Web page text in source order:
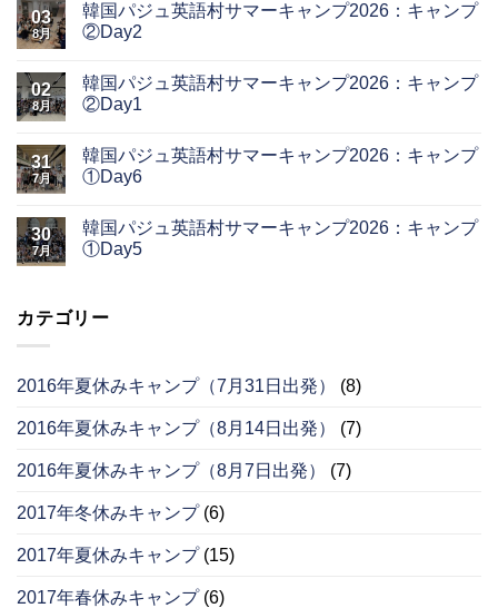
03
8月
韓国パジュ英語村サマーキャンプ2026：キャンプ
②Day2
02
8月
韓国パジュ英語村サマーキャンプ2026：キャンプ
②Day1
31
7月
韓国パジュ英語村サマーキャンプ2026：キャンプ
①Day6
30
7月
韓国パジュ英語村サマーキャンプ2026：キャンプ
①Day5
カテゴリー
2016年夏休みキャンプ（7月31日出発） (8)
2016年夏休みキャンプ（8月14日出発） (7)
2016年夏休みキャンプ（8月7日出発） (7)
2017年冬休みキャンプ(6)
2017年夏休みキャンプ(15)
2017年春休みキャンプ(6)